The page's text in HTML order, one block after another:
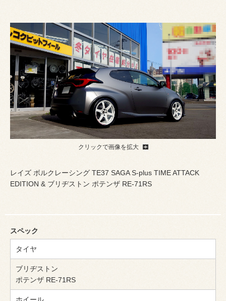
クリックで画像を拡大
レイズ ボルクレーシング TE37 SAGA S-plus TIME ATTACK
EDITION & ブリヂストン ポテンザ RE-71RS
スペック
タイヤ
ブリヂストン
ポテンザ RE-71RS
ホイール